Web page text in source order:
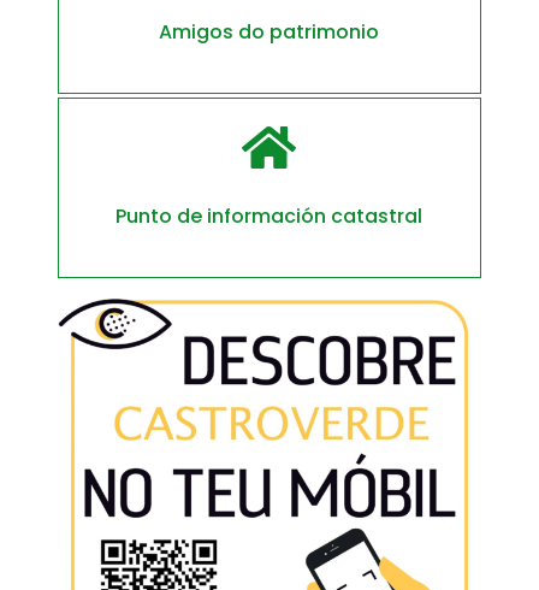
Amigos do patrimonio

Punto de información catastral